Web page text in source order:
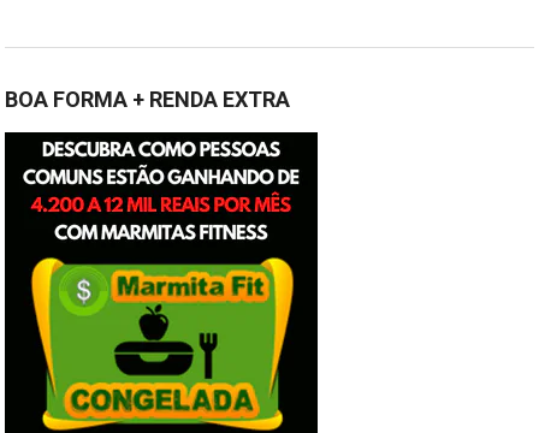
BOA FORMA + RENDA EXTRA